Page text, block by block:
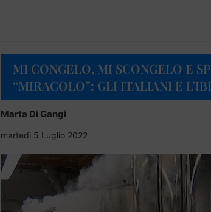
MI CONGELO, MI SCONGELO E
“MIRACOLO”: GLI ITALIANI E
Marta Di Gangi
martedì 5 Luglio 2022